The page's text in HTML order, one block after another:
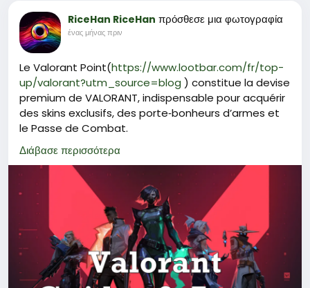
RiceHan RiceHan πρόσθεσε μια φωτογραφία
ένας μήνας πριν
Le Valorant Point(https://www.lootbar.com/fr/top-
up/valorant?utm_source=blog ) constitue la devise
premium de VALORANT, indispensable pour acquérir
des skins exclusifs, des porte‑bonheurs d’armes et
le Passe de Combat.
Pour se procurer cette monnaie, les joueurs peuvent
privilégier des plateformes de jeu spécialisées
comme LootBar, G2G ou SEAGM, qui proposent des
recharges rapides et sécurisées.
Ces services permettent souvent d’obtenir du
Valorant Point à prix réduit, optimisant ainsi l’achat
de contenu cosmétique sans passer uniquement
par la boutique officielle.
Pourquoi LootBar est le meilleur choix pour la
Recharge Valorant?
Διάβασε περισσότερα